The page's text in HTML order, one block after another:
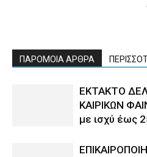
ΠΑΡΟΜΟΙΑ ΑΡΘΡΑ
ΕΚΤΑΚΤΟ
ΚΑΙΡΙΚΩΝ
με ισχύ έως